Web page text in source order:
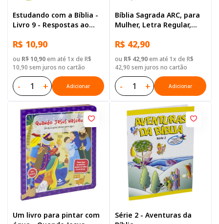
Estudando com a Bíblia -
Livro 9 - Respostas ao
R$ 10,90
ou R$ 10,90em até 1x de R$
10,90 sem juros no cartão
- + Adicionar
Bíblia Sagrada ARC, para
Mulher, Letra Regular,
R$ 42,90
ou R$ 42,90em até 1x de R$
42,90 sem juros no cartão
- + Adicionar
Um livro para pintar com
Série 2 - Aventuras da